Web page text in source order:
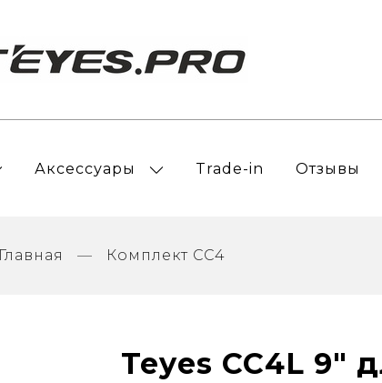
Аксессуары Trade-in Отзывы
Главная Комплект CC4
Teyes CC4L 9"